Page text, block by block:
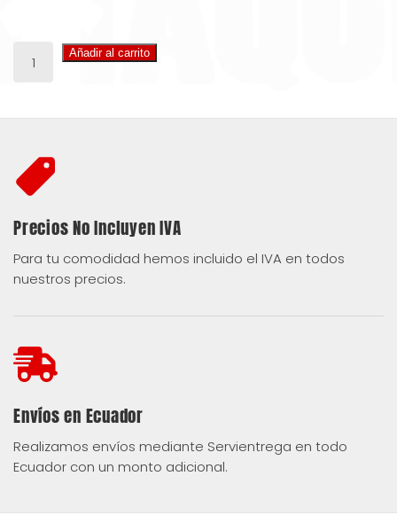
CAMISETA
ECUADOR
cantidad
Añadir al carrito
Precios No Incluyen IVA
Para tu comodidad hemos incluido el IVA en todos
nuestros precios.
Envíos en Ecuador
Realizamos envíos mediante Servientrega en todo
Ecuador con un monto adicional.